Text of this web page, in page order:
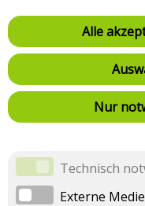
Alle
Nur
Technisch
Externe